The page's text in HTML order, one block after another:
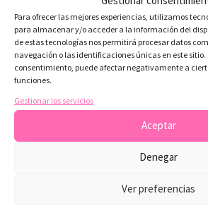
Para ofrecer las mejores experiencias, utilizamos
para almacenar y/o acceder a la información del
de estas tecnologías nos permitirá procesar datos
navegación o las identificaciones únicas en este sitio.
consentimiento, puede afectar negativamente a
funciones.
Gestionar los servicios
Aceptar
Denegar
Ver preferencias
Productos relacionados